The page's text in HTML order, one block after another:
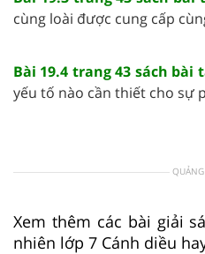
cùng loài được cung cấp
Bài 19.4 trang 43 sách bài
yếu tố nào cần thiết cho sự
Xem thêm các bài giải
nhiên lớp 7 Cánh diều